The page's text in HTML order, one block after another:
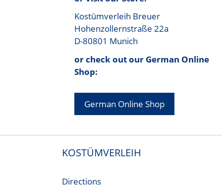
Kostümverleih Breuer
Hohenzollernstraße 22a
D-80801 Munich
or check out our German Online
Shop:
German Online Shop
KOSTÜMVERLEIH
Directions